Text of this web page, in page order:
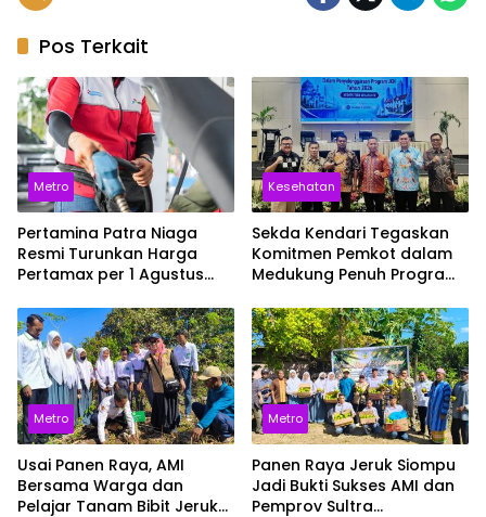
Pos Terkait
Metro
Pertamina Patra Niaga
Resmi Turunkan Harga
Pertamax per 1 Agustus
Sekarang
Kesehatan
Sekda Kendari Tegaskan
Komitmen Pemkot dalam
Medukung Penuh Program
Metro
Usai Panen Raya, AMI
Bersama Warga dan
Pelajar Tanam Bibit Jeruk
Metro
Panen Raya Jeruk Siompu
Jadi Bukti Sukses AMI dan
Pemprov Sultra